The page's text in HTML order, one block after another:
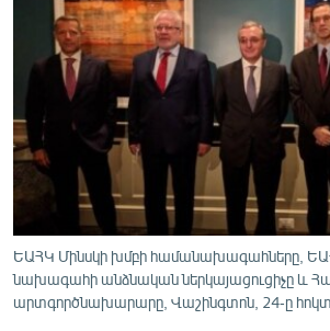
ՄԻՋԱԶԳԱՅԻՆ
ՄՇԱԿՈՒՅԹ
ՍՊՈՐՏ
ՄԵԿՆԱԲԱՆՈՒԹՅՈՒՆ
ՏՏ ԵՒ ԻՆՏԵՐՆԵՏ
ԿՈՐՈՆԱՎԻՐՈՒՍ
ԱՐԽԻՎ
ՏԵՍԱՆՅՈՒԹԵՐ
ԵԱՀԿ Մինսկի խմբի համանախագահները,
նախագահի անձնական ներկայացուցիչը և
արտգործնախարարը, Վաշինգտոն, 24-ը